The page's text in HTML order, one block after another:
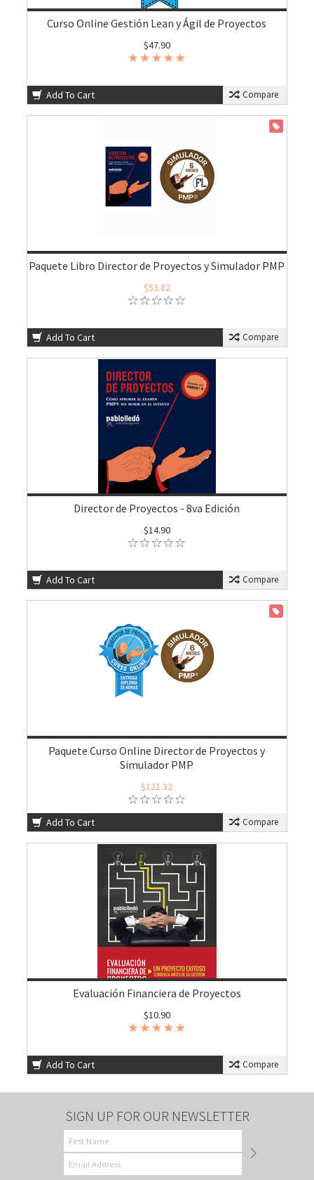
Curso Online Gestión Lean y Ágil de Proyectos
$47.90
Add To Cart Compare
Paquete Libro Director de Proyectos y Simulador PMP
$53.82
Add To Cart Compare
Director de Proyectos - 8va Edición
$14.90
Add To Cart Compare
Paquete Curso Online Director de Proyectos y
Simulador PMP
$121.32
Add To Cart Compare
Evaluación Financiera de Proyectos
$10.90
Add To Cart Compare
SIGN UP FOR OUR NEWSLETTER